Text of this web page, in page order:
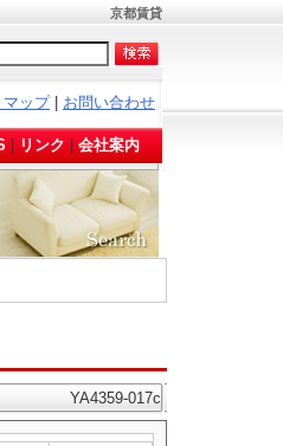
京都賃貸
マップ| お問い合わせ
リンク 会社案内
YA4359-017c